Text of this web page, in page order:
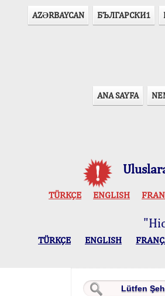
AZӘRBAYCAN БЪЛГАРСКИ1
ANA SAYFA
TÜRKÇE ENGLISH
TÜRKÇE ENGLISH